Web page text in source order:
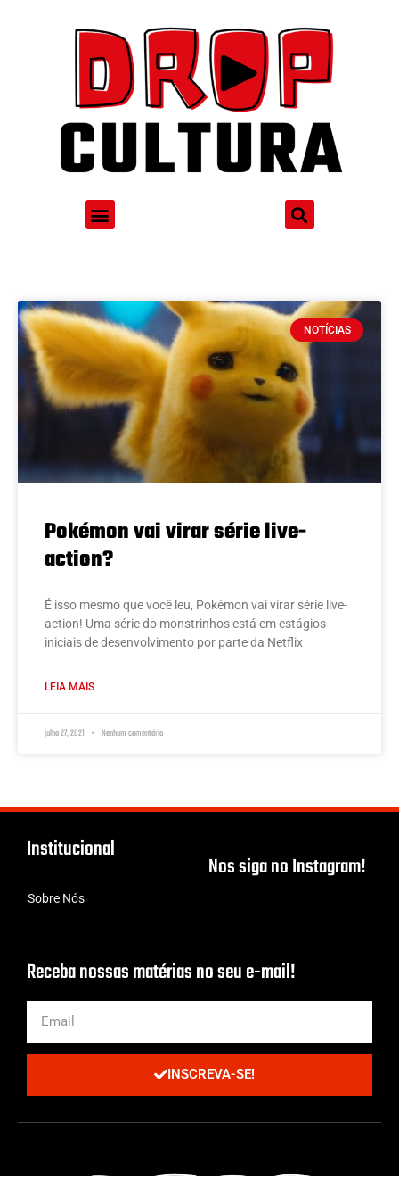
NOTÍCIAS
Pokémon vai virar série live-
action?
É isso mesmo que você leu, Pokémon vai virar série live-
action! Uma série do monstrinhos está em estágios
iniciais de desenvolvimento por parte da Netflix
LEIA MAIS
julho 27, 2021 Nenhum comentário
Institucional
Sobre Nós
Nos siga no Instagram!
Receba nossas matérias no seu e-mail!
INSCREVA-SE!